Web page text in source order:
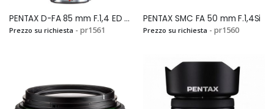
PENTAX D-FA 85 mm F.1,4 ED BLACKSi
Prezzo su richiesta - pr1561
PENTAX SMC FA 50 mm F.1,4Si
Prezzo su richiesta - pr1560